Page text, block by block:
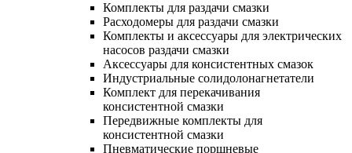
Комплекты для раздачи смазки
Расходомеры для раздачи смазки
Комплекты и аксессуары для электрических
насосов раздачи смазки
Аксессуары для консистентных смазок
Индустриальные солидолонагнетатели
Комплект для перекачивания
консистентной смазки
Передвижные комплекты для
консистентной смазки
Пневматические поршневые